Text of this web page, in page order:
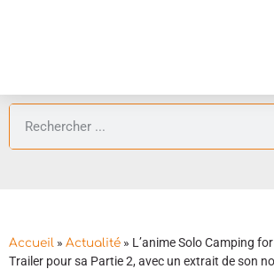
Accueil » Actualité » L’anime Solo Camping
Trailer pour sa Partie 2, avec un extrait de son